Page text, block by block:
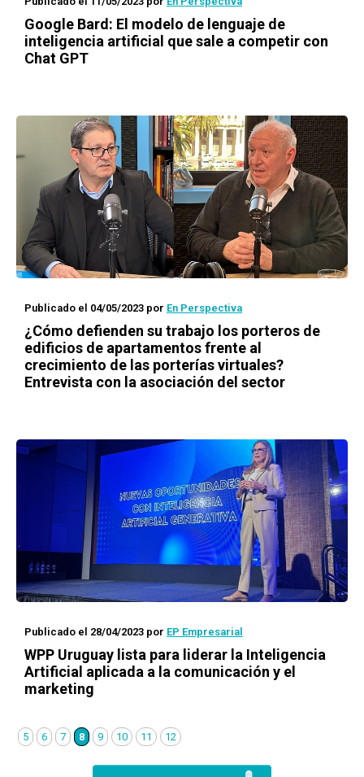
Google Bard: El modelo de lenguaje de
inteligencia artificial que sale a competir con
Chat GPT
Publicado el 04/05/2023 por En Perspectiva
¿Cómo defienden su trabajo los porteros de
edificios de apartamentos frente al
crecimiento de las porterías virtuales?
Entrevista con la asociación del sector
Publicado el 28/04/2023 por EP Empresarial
WPP Uruguay lista para liderar la Inteligencia
Artificial aplicada a la comunicación y el
marketing
5 6 7 8 9 10 11 12